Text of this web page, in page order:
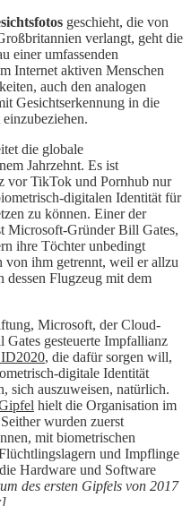
geschieht, die von
verlangt, geht die
einer umfassenden
Internet aktiven Menschen
auch den analogen
Gesichtserkennung in die
die globale
Jahrzehnt. Es ist
vor TikTok und Pornhub nur
digitalen Identität für
zu können. Einer der
Microsoft-Gründer Bill Gates,
ihre Töchter unbedingt
von ihm getrennt, weil er allzu
dessen Flugzeug mit dem
Microsoft, der Cloud-
gesteuerte Impfallianz
ID2020, die dafür sorgen will,
digitale Identität
sich auszuweisen, natürlich.
hielt die Organisation im
wurden zuerst
mit biometrischen
und Impflinge
Hardware und Software
des ersten Gipfels von 2017